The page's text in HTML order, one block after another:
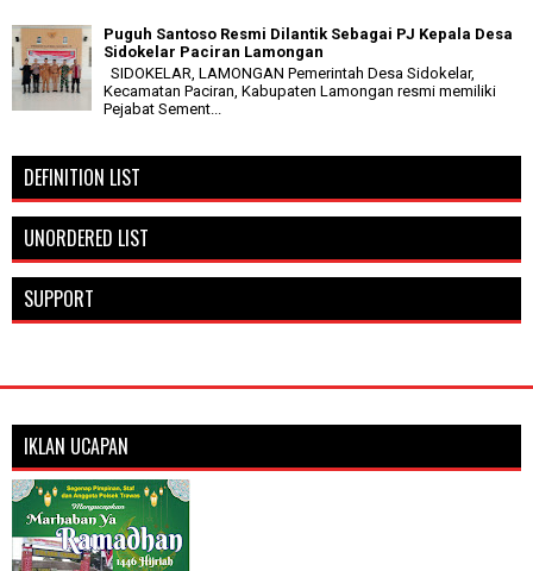
Puguh Santoso Resmi Dilantik Sebagai PJ Kepala Desa
Sidokelar Paciran Lamongan
SIDOKELAR, LAMONGAN Pemerintah Desa Sidokelar,
Kecamatan Paciran, Kabupaten Lamongan resmi memiliki
Pejabat Sement...
DEFINITION LIST
UNORDERED LIST
SUPPORT
IKLAN UCAPAN